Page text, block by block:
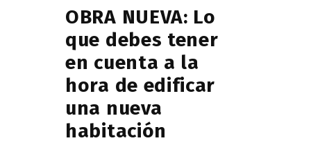
OBRA NUEVA: Lo
que debes tener
en cuenta a la
hora de edificar
una nueva
habitación